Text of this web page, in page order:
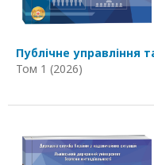
Публічне управління
Том 1 (2026)